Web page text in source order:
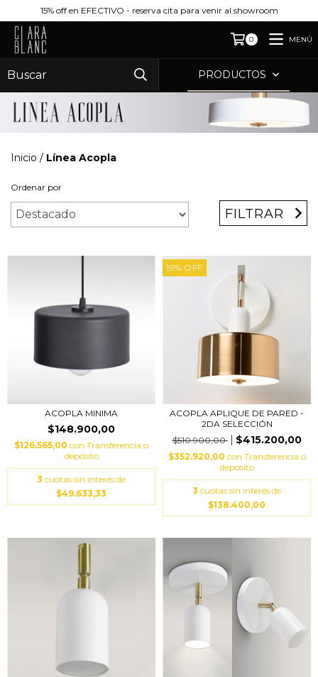
15% off en EFECTIVO - reserva cita para venir al showroom
0 MENÚ
PRODUCTOS
Inicio / Línea Acopla
Ordenar por
FILTRAR
ACOPLA MINIMA
$148.900,00
$126.565,00 con Transferencia o
depósito
3 cuotas sin interés de
$49.633,33
19% OFF
ACOPLA APLIQUE DE PARED -
2DA SELECCIÓN
$510.900,00
$415.200,00
$352.920,00 con Transferencia o
depósito
3 cuotas sin interés de
$138.400,00